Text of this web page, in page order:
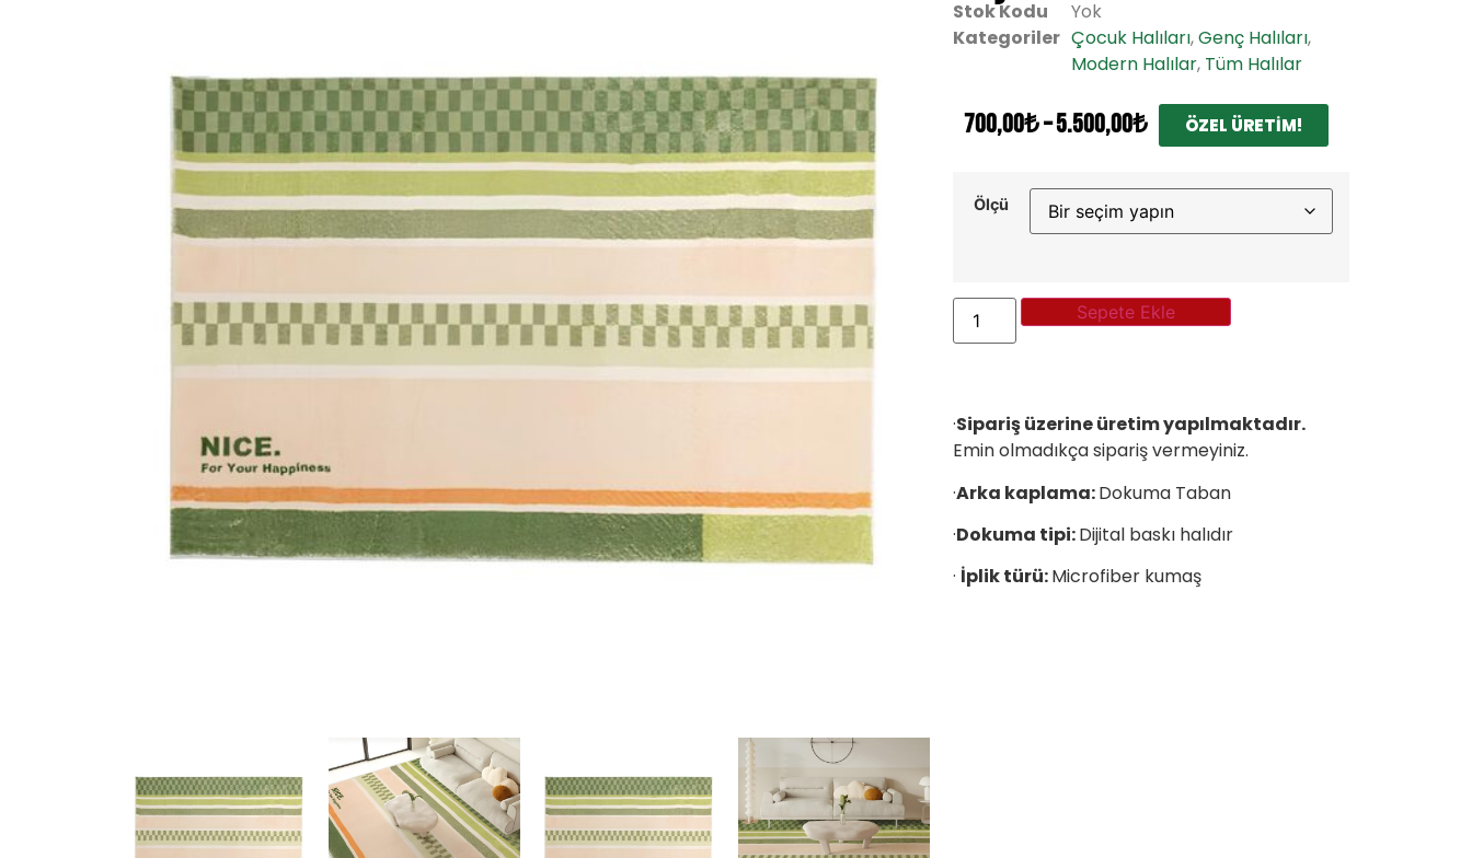
Stok Kodu
Yok
Kategoriler Çocuk Halıları,Genç Halıları,
Modern Halılar, Tüm Halılar
700,00₺–5.500,00₺ ÖZEL ÜRETİM!
Ölçü
Sepete Ekle
·Sipariş üzerine üretim yapılmaktadır.
Emin olmadıkça sipariş vermeyiniz.
·Arka kaplama:Dokuma Taban
·Dokuma tipi:Dijital baskı halıdır
· İplik türü:Microfiber kumaş